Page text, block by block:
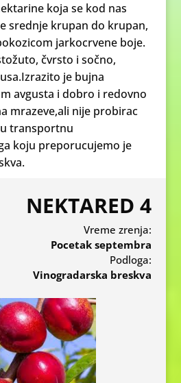
koja se kod nas
srednje krupan do krupan,
jarkocrvene boje.
čvrsto i sočno,
je bujna
avgusta i dobro i redovno
mrazeve,ali nije probirac
transportnu
koju preporucujemo je
NEKTARED 4
Vreme zrenja:
Pocetak septembra
Podloga:
Vinogradarska breskva